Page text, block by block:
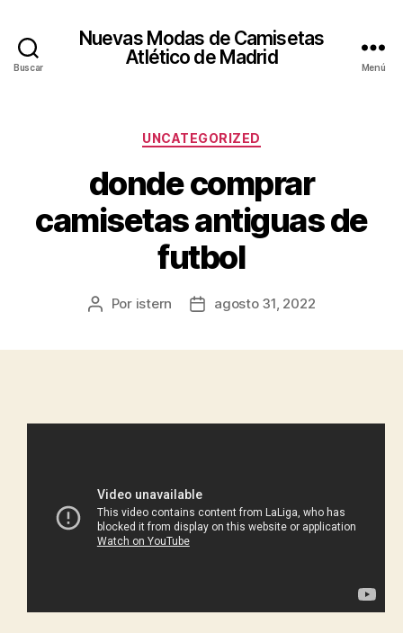
Buscar
Nuevas Modas de Camisetas
Atlético de Madrid
Menú
Categorías
UNCATEGORIZED
donde comprar
camisetas antiguas de
futbol
Autor
Por istern
Fechaagosto 31, 2022